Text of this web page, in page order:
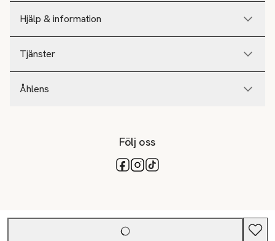
Hjälp & information
Tjänster
Åhlens
Följ oss